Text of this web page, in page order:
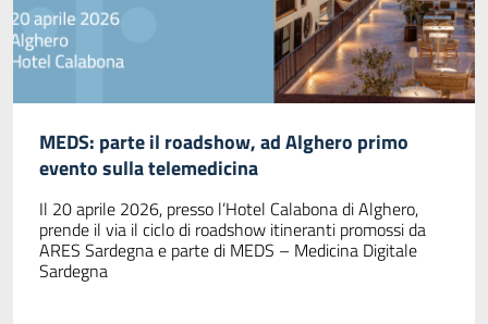
MEDS: parte il roadshow, ad Alghero primo
evento sulla telemedicina
Il 20 aprile 2026, presso l’Hotel Calabona di Alghero,
prende il via il ciclo di roadshow itineranti promossi da
ARES Sardegna e parte di MEDS – Medicina Digitale
Sardegna